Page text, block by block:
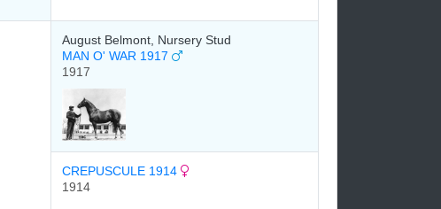
August Belmont, Nursery Stud
MAN O' WAR 1917
1917
CREPUSCULE 1914
1914